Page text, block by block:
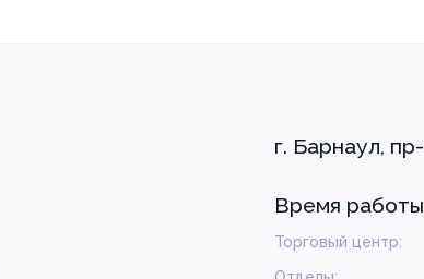
г. Барнаул,
Время работы
Торговый центр: